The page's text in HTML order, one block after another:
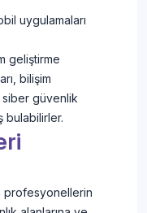
uygulamaları
geliştirme
bilişim
siber güvenlik
bulabilirler.
profesyonellerin